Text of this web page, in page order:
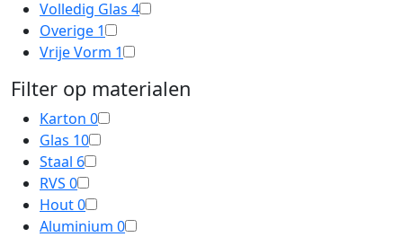
Volledig Glas 4
Overige 1
Vrije Vorm 1
Filter op materialen
Karton 0
Glas 10
Staal 6
RVS 0
Hout0
Aluminium 0